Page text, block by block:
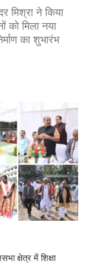
मिश्रा ने किया
को मिला नया
का शुभारंभ
क्षेत्र में शिक्षा